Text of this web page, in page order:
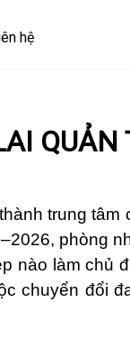
hệ
QUẢN
trung tâm
phòng
nào làm chủ
chuyển đổi